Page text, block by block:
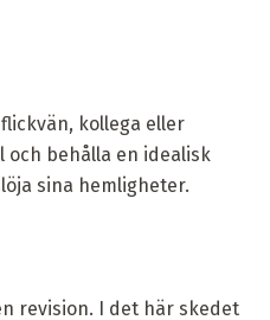
kollega eller
och behålla en idealisk
sina hemligheter.
revision. I det här skedet